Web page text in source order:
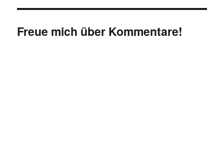
Freue mich über Kommentare!